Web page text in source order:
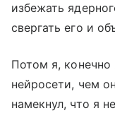
избежать
свергать его и
Потом я, конечно
нейросети, чем
намекнул, что я